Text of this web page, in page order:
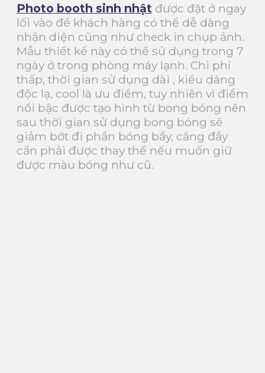
Photo booth sinh nhật được đặt ở ngay
lối vào để khách hàng có thể dễ dàng
nhận diện cũng như check in chụp ảnh.
Mẫu thiết kế này có thể sử dụng trong 7
ngày ở trong phòng máy lạnh. Chi phí
thấp, thời gian sử dụng dài , kiểu dáng
độc lạ, cool là ưu điểm, tuy nhiên vì điểm
nổi bậc được tạo hình từ bong bóng nên
sau thời gian sử dụng bong bóng sẽ
giảm bớt đi phần bóng bẩy, căng đầy
cần phải được thay thế nếu muốn giữ
được màu bóng như cũ.